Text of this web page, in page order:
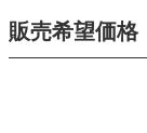
販売希望価格